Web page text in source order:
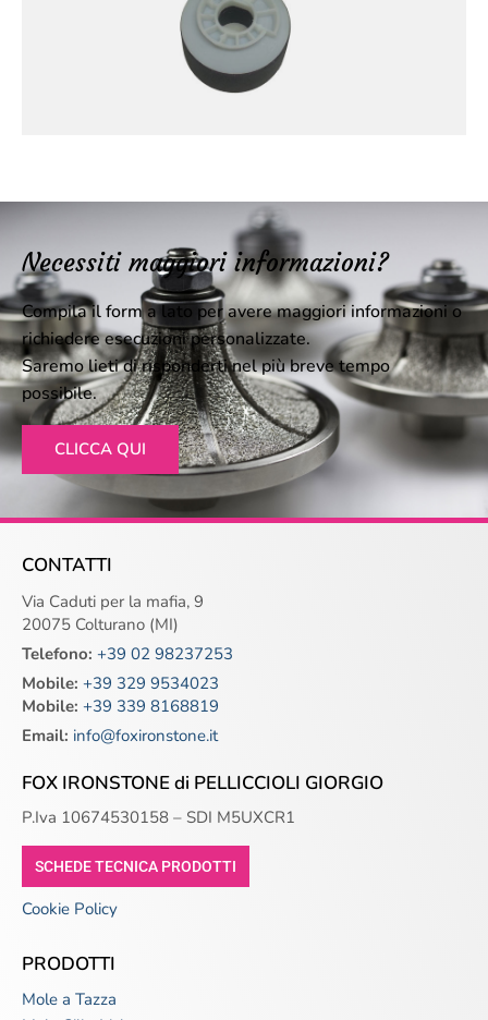
Mola cilindrica ø 100x45
M14 attacco a chiocciola
Mola cilindrica con attacco chiocciola.
Necessiti maggiori informazioni?
Compila il form a lato per avere maggiori informazioni o
richiedere esecuzioni personalizzate.
Saremo lieti di risponderti nel più breve tempo
possibile.
CLICCA QUI
CONTATTI
Via Caduti per la mafia, 9
20075 Colturano (MI)
Telefono: +39 02 98237253
Mobile: +39 329 9534023
Mobile: +39 339 8168819
Email: info@foxironstone.it
FOX IRONSTONE di PELLICCIOLI GIORGIO
P.Iva 10674530158 – SDI M5UXCR1
SCHEDE TECNICA PRODOTTI
Cookie Policy
PRODOTTI
Mole a Tazza